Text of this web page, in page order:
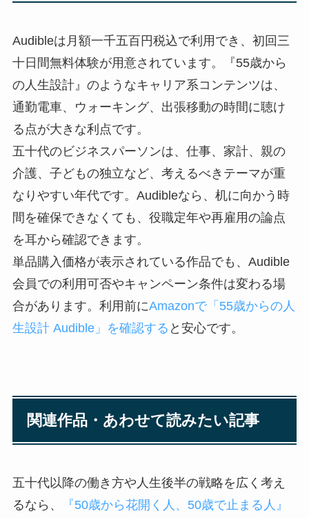
Audibleは月額一千五百円税込で利用でき、初回三
十日間無料体験が用意されています。『55歳から
の人生設計』のようなキャリア系コンテンツは、
通勤電車、ウォーキング、出張移動の時間に聴け
る点が大きな利点です。
五十代のビジネスパーソンは、仕事、家計、親の
介護、子どもの独立など、考えるべきテーマが重
なりやすい年代です。Audibleなら、机に向かう時
間を確保できなくても、役職定年や再雇用の論点
を耳から確認できます。
単品購入価格が表示されている作品でも、Audible
会員での利用可否やキャンペーン条件は変わる場
合があります。利用前にAmazonで「55歳からの人
生設計 Audible」を確認する と安心です。
関連作品・あわせて読みたい記事
五十代以降の働き方や人生後半の戦略を広く考え
るなら、
『50歳から花開く人、50歳で止まる人』